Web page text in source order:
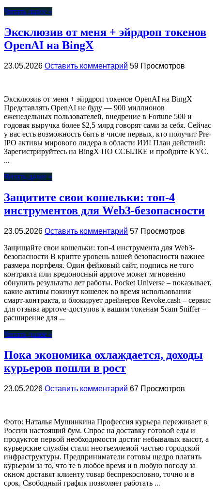
Читать далее »
Эксклюзив от меня + эйрдроп токенов
OpenAI на BingX
23.05.2026 Оставить комментарий 59 Просмотров
Эксклюзив от меня + эйрдроп токенов OpenAI на BingX
Представлять OpenAI не буду — 900 миллионов
еженедельных пользователей, внедрение в Fortune 500 и
годовая выручка более $2,5 млрд говорят сами за себя. Сейчас
у вас есть возможность быть в числе первых, кто получит Pre-
IPO активы мирового лидера в области ИИ! План действий:
Зарегистрируйтесь на BingX ПО ССЫЛКЕ и пройдите KYC.
...
Читать далее »
Защитите свои кошельки: топ-4
инструментов для Web3-безопасности
23.05.2026 Оставить комментарий 57 Просмотров
Защищайте свои кошельки: топ-4 инструмента для Web3-
безопасности В крипте уровень вашей безопасности важнее
размера портфеля. Один фейковый сайт, подпись не того
контракта или вредоносный approve может мгновенно
обнулить результаты лет работы. Pocket Universe – показывает,
какие активы покинут кошелек во время использования
смарт-контракта, и блокирует дрейнеров Revoke.cash – сервис
для отзыва approve-доступов к вашим токенам Scam Sniffer –
расширение для ...
Читать далее »
Пока экономика охлаждается, доходы
курьеров пошли в рост
23.05.2026 Оставить комментарий 67 Просмотров
Фото: Наталья Мущинкина Профессия курьера переживает в
России настоящий бум. Спрос на доставку готовой еды и
продуктов первой необходимости достиг небывалых высот, а
курьерские службы стали неотъемлемой частью городской
инфраструктуры. Предприниматели готовы щедро платить
курьерам за то, что те в любое время и в любую погоду за
окном доставят клиенту товар беспрекословно, точно и в
срок, Свободный график позволяет работать ...